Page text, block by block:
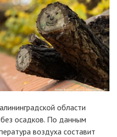
области
осадков. По данным
воздуха составит